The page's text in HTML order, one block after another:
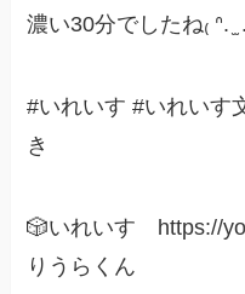
濃い30分でしたね₍ ᐢ.
#いれいす #いれいす
き
🎲いれいす https://
りうらくん